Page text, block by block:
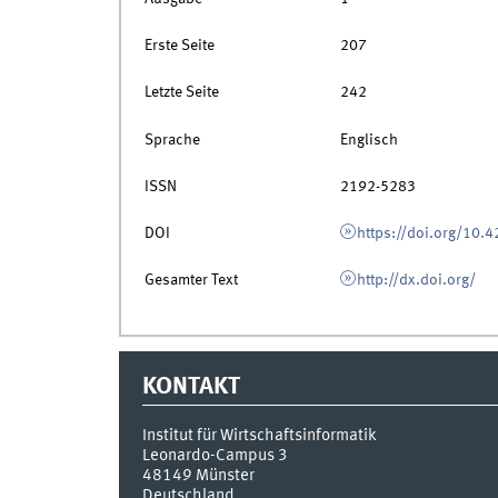
Erste Seite 207
Letzte Seite 242
Sprache Englisch
ISSN 2192-5283
DOI https://doi.org/
Gesamter Text http://dx.doi.org/
KONTAKT
Institut für Wirtschaftsinformatik
Leonardo-Campus 3
48149 Münster